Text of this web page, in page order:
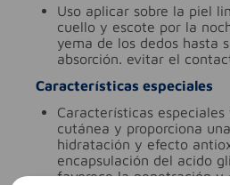
uso aplicar sobre la piel
cuello y escote por la
yema de los dedos hasta
absorción. evitar el
Características especiales
características especiales
cutánea y proporciona
hidratación y efecto
encapsulación del acido
favorece la penetración y